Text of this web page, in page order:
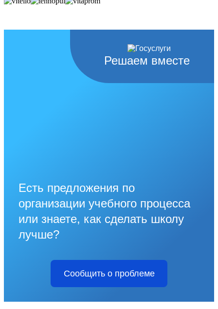
Решаем вместе
Есть предложения по
организации учебного процесса
или знаете, как сделать школу
лучше?
Сообщить о проблеме